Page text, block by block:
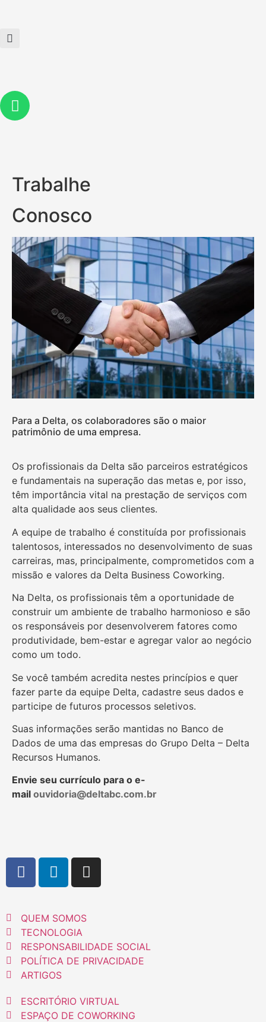
Trabalhe
Conosco
Para a Delta, os colaboradores são o maior
patrimônio de uma empresa.
Os profissionais da Delta são parceiros estratégicos
e fundamentais na superação das metas e, por isso,
têm importância vital na prestação de serviços com
alta qualidade aos seus clientes.
A equipe de trabalho é constituída por profissionais
talentosos, interessados no desenvolvimento de suas
carreiras, mas, principalmente, comprometidos com a
missão e valores da Delta Business Coworking.
Na Delta, os profissionais têm a oportunidade de
construir um ambiente de trabalho harmonioso e são
os responsáveis por desenvolverem fatores como
produtividade, bem-estar e agregar valor ao negócio
como um todo.
Se você também acredita nestes princípios e quer
fazer parte da equipe Delta, cadastre seus dados e
participe de futuros processos seletivos.
Suas informações serão mantidas no Banco de
Dados de uma das empresas do Grupo Delta – Delta
Recursos Humanos.
Envie seu currículo para o e-
mail ouvidoria@deltabc.com.br
QUEM SOMOS
TECNOLOGIA
RESPONSABILIDADE SOCIAL
POLÍTICA DE PRIVACIDADE
ARTIGOS
ESCRITÓRIO VIRTUAL
ESPAÇO DE COWORKING